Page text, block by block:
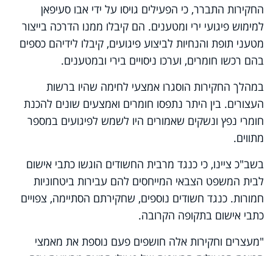
החקירות התברר, כי הפעילים גויסו על ידי אבו סעיפאן
למימוש פיגועי ירי ומטענים. הם קיבלו ממנו הדרכה בייצור
מטעני תופת והנחיות לביצוע פיגועים, קיבלו לידיהם כספים
בהם רכשו חומרים, וערכו ניסויים בירי ובמטענים.
במהלך החקירות הוסגרו אמצעי לחימה שהיו ברשות
העצורים. בין היתר נתפסו חומרים ואמצעים שונים להכנת
חומרי נפץ ונשקים שאמורים היו לשמש לפיגועים במספר
מתווים.
בשב"כ ציינו, כי כנגד מרבית החשודים הוגשו כתבי אישום
לבית המשפט הצבאי המייחסים להם עבירות ביטחוניות
חמורות. כנגד חשודים נוספים, שחקירתם הסתיימה, צפויים
כתבי אישום בתקופה הקרובה.
"מעצרים וחקירות אלה חושפים פעם נוספת את מאמצי